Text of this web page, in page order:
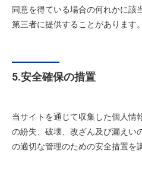
同意を得ている場合の何れかに該
第三者に提供することがあります。
5.安全確保の措置
当サイトを通じて収集した個人情
の紛失、破壊、改ざん及び漏えい
の適切な管理のための安全措置を